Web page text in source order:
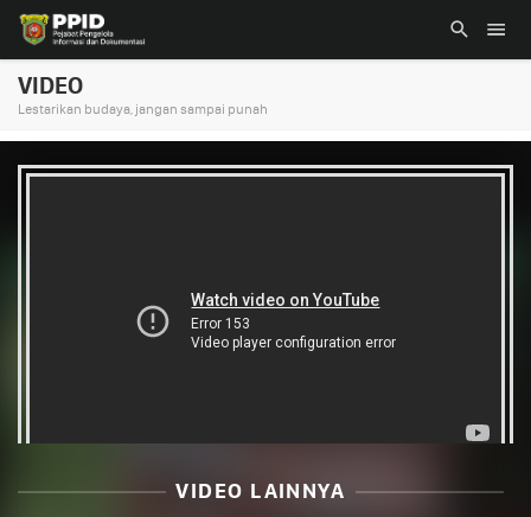
VIDEO
Lestarikan budaya, jangan sampai punah
VIDEO LAINNYA